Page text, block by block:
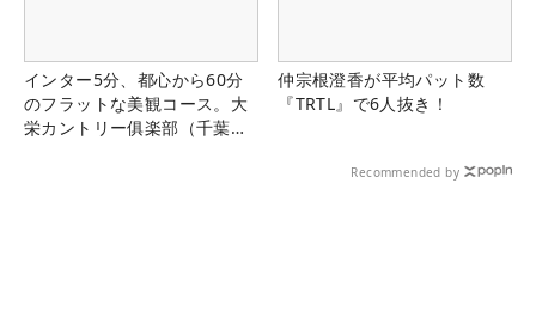
インター5分、都心から60分
のフラットな美観コース。大
栄カントリー俱楽部（千葉
仲宗根澄香が平均パット数
『TRTL』で6人抜き！
Recommended by